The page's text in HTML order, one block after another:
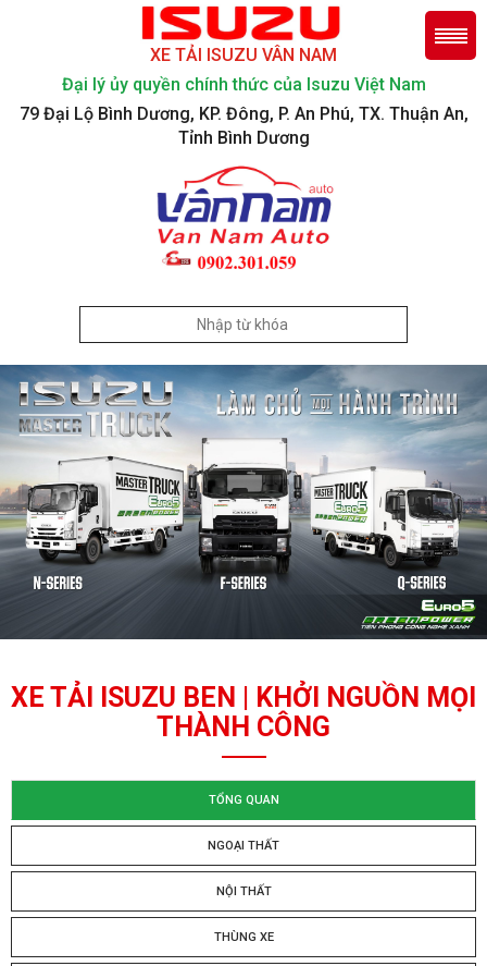
XE TẢI ISUZU VÂN NAM
Đại lý ủy quyền chính thức của Isuzu Việt Nam
79 Đại Lộ Bình Dương, KP. Đông, P. An Phú, TX. Thuận An,
Tỉnh Bình Dương
XE TẢI ISUZU BEN | KHỞI NGUỒN MỌI
THÀNH CÔNG
TỔNG QUAN
NGOẠI THẤT
NỘI THẤT
THÙNG XE